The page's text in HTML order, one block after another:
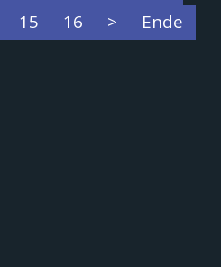
15 16 > Ende